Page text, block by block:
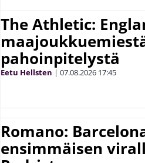
The Athletic:
pahoinpitelystä
Eetu Hellsten | 07.08.2026 17:45
Romano:
ensimmäisen